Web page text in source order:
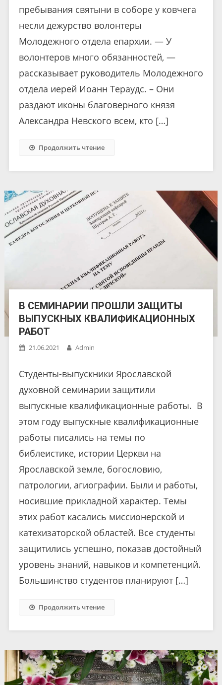
пребывания святыни в соборе у ковчега
несли дежурство волонтеры
Молодежного отдела епархии. — У
волонтеров много обязанностей, —
рассказывает руководитель Молодежного
отдела иерей Иоанн Тераудс. – Они
раздают иконы благоверного князя
Александра Невского всем, кто […]
Продолжить чтение
В СЕМИНАРИИ ПРОШЛИ ЗАЩИТЫ
ВЫПУСКНЫХ КВАЛИФИКАЦИОННЫХ
РАБОТ
21.06.2021 Admin
Студенты-выпускники Ярославской
духовной семинарии защитили
выпускные квалификационные работы. В
этом году выпускные квалификационные
работы писались на темы по
библеистике, истории Церкви на
Ярославской земле, богословию,
патрологии, агиографии. Были и работы,
носившие прикладной характер. Темы
этих работ касались миссионерской и
катехизаторской областей. Все студенты
защитились успешно, показав достойный
уровень знаний, навыков и компетенций.
Большинство студентов планируют […]
Продолжить чтение